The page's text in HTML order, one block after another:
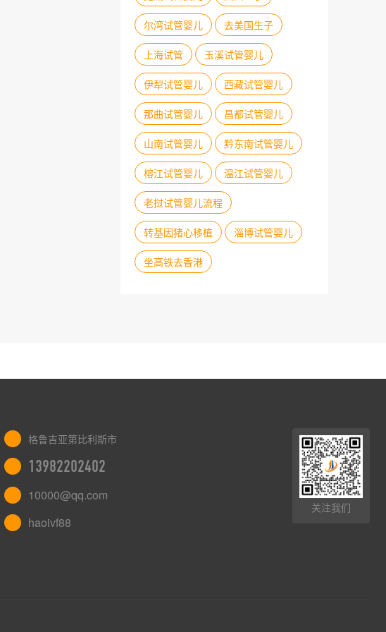
尔湾试管婴儿 去美国生子
上海试管 玉溪试管婴儿
伊犁试管婴儿 西藏试管婴儿
那曲试管婴儿 昌都试管婴儿
山南试管婴儿 黔东南试管婴儿
榕江试管婴儿 温江试管婴儿
老挝试管婴儿流程
转基因猪心移植 淄博试管婴儿
坐高铁去香港
格鲁吉亚第比利斯市
13982202402
10000@qq.com
haoivf88
关注我们